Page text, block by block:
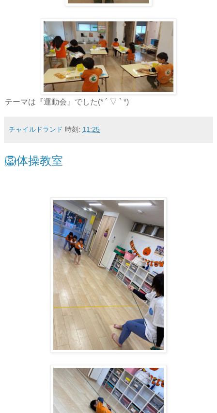
テーマは『運動会』でした(* ´ ▽ ` *)
チャイルドランド 時刻: 11:25
🦁体操教室